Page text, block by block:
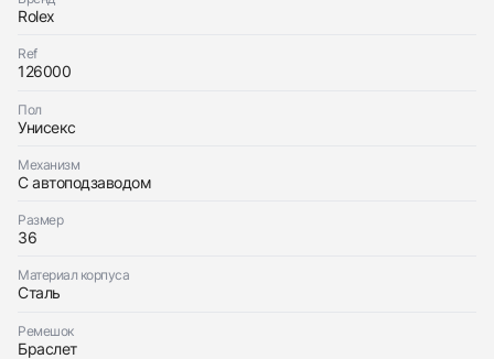
Rolex
Ref
126000
Пол
Унисекс
Механизм
С автоподзаводом
Размер
36
Материал корпуса
Сталь
Ремешок
Браслет